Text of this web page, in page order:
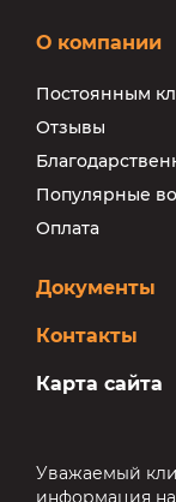
О компании
Постоянным
Отзывы
Популярные
Оплата
Документы
Контакты
Карта сайта
Уважаемый
информация на